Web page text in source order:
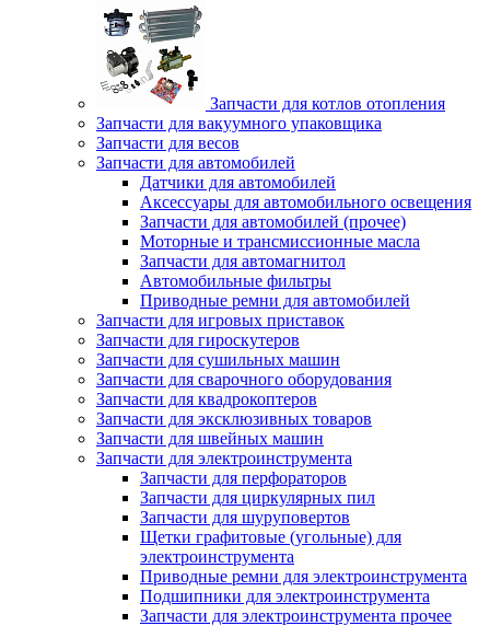
Запчасти для котлов отопления
Запчасти для вакуумного упаковщика
Запчасти для весов
Запчасти для автомобилей
Датчики для автомобилей
Аксессуары для автомобильного освещения
Запчасти для автомобилей (прочее)
Моторные и трансмиссионные масла
Запчасти для автомагнитол
Автомобильные фильтры
Приводные ремни для автомобилей
Запчасти для игровых приставок
Запчасти для гироскутеров
Запчасти для сушильных машин
Запчасти для сварочного оборудования
Запчасти для квадрокоптеров
Запчасти для эксклюзивных товаров
Запчасти для швейных машин
Запчасти для электроинструмента
Запчасти для перфораторов
Запчасти для циркулярных пил
Запчасти для шуруповертов
Щетки графитовые (угольные) для
электроинструмента
Приводные ремни для электроинструмента
Подшипники для электроинструмента
Запчасти для электроинструмента прочее